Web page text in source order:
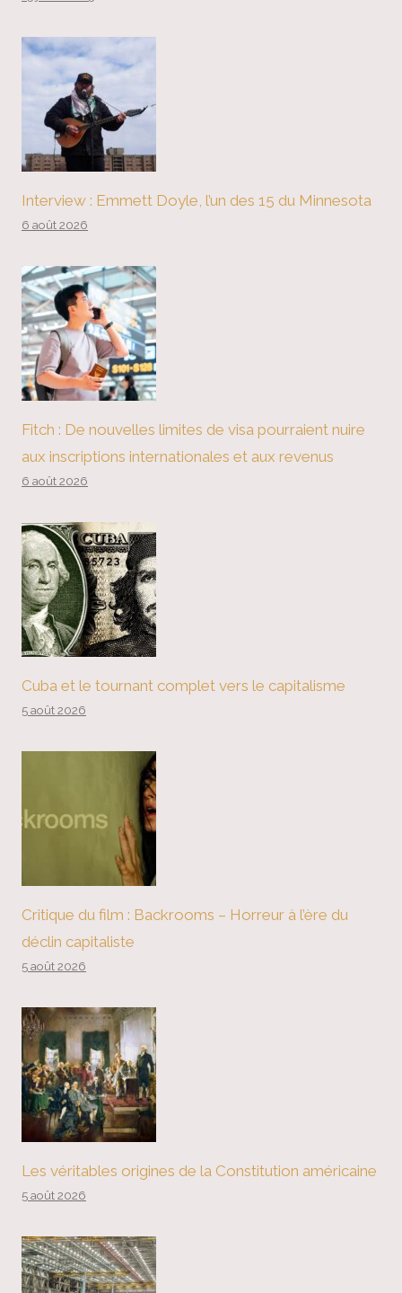
Interview : Emmett Doyle, l’un des 15 du Minnesota
6 août 2026
Fitch : De nouvelles limites de visa pourraient nuire
aux inscriptions internationales et aux revenus
6 août 2026
Cuba et le tournant complet vers le capitalisme
5 août 2026
Critique du film : Backrooms – Horreur à l’ère du
déclin capitaliste
5 août 2026
Les véritables origines de la Constitution américaine
5 août 2026